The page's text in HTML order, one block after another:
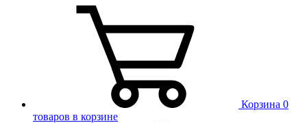
Корзина 0
товаров в корзине